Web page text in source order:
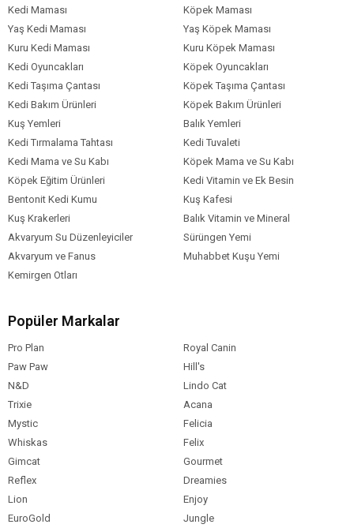
Köpek Yaş
Aralığı
Köpek Maması
Formu
Köpek Maması
Tahıl Oranı
Köpek Özel
Gereksinim
Seçici Tüy ve Deri Sağlığı
Köpek Irk
Boyutu
Köpek Maması
İçerik
Paket Boyutu
Köpek Irk
Özelliği
Kedi Maması
Köpek Maması
Yaş Kedi Maması
Yaş Köpek Maması
Kuru Kedi Maması
Kuru Köpek Maması
Kedi Oyuncakları
Köpek Oyuncakları
Kedi Taşıma Çantası
Köpek Taşıma Çantası
Kedi Bakım Ürünleri
Köpek Bakım Ürünleri
Kuş Yemleri
Balık Yemleri
Kedi Tırmalama Tahtası
Kedi Tuvaleti
Kedi Mama ve Su Kabı
Köpek Mama ve Su Kabı
Köpek Eğitim Ürünleri
Kedi Vitamin ve Ek Besin
Bentonit Kedi Kumu
Kuş Kafesi
Kuş Krakerleri
Balık Vitamin ve Mineral
Akvaryum Su Düzenleyiciler
Sürüngen Yemi
Akvaryum ve Fanus
Muhabbet Kuşu Yemi
Kemirgen Otları
Popüler Markalar
Pro Plan
Royal Canin
Paw Paw
Hill's
N&D
Lindo Cat
Trixie
Acana
Mystic
Felicia
Whiskas
Felix
Gimcat
Gourmet
Reflex
Dreamies
Lion
Enjoy
EuroGold
Jungle